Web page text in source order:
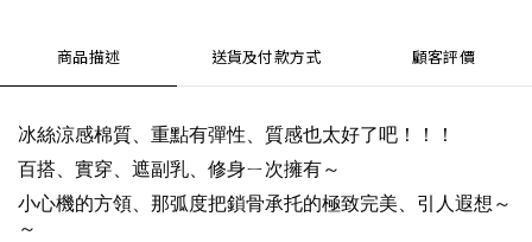
商品描述 送貨及付款方式 顧客評價
冰絲涼感棉質、重點有彈性、質感也太好了吧！！！
百搭、實穿、遮副乳、修身ㄧ次擁有～
小心機的方領、那弧度把鎖骨承托的極致完美、引人遐想～
～